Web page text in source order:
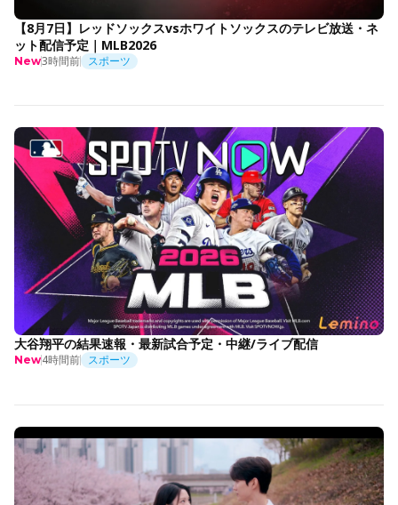
【8月7日】レッドソックスvsホワイトソックスのテレビ放送・ネ
ット配信予定｜MLB2026
New3時間前 スポーツ
大谷翔平の結果速報・最新試合予定・中継/ライブ配信
New4時間前 スポーツ